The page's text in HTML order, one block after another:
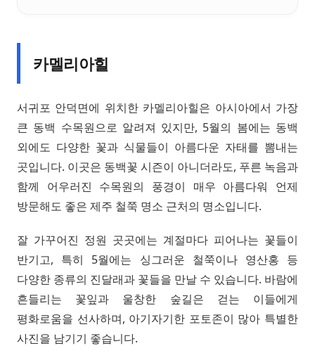
카멜리아힐
서귀포 안덕면에 위치한 카멜리아힐은 아시아에서 가장
큰 동백 수목원으로 알려져 있지만, 5월의 봄에는 동백
외에도 다양한 꽃과 식물들이 아름다운 자태를 뽐내는
곳입니다. 이곳은 동백꽃 시즌이 아니더라도, 푸른 녹음과
함께 어우러진 수목원의 풍경이 매우 아름다워 언제
방문해도 좋은 제주 철쭉 명소 근처의 명소입니다.
잘 가꾸어진 정원 곳곳에는 계절마다 피어나는 꽃들이
반기고, 특히 5월에는 싱그러운 철쭉이나 영산홍 등
다양한 종류의 진달래과 꽃들을 만날 수 있습니다. 바람에
흔들리는 꽃잎과 울창한 숲길은 걷는 이들에게
평화로움을 선사하며, 아기자기한 포토존이 많아 특별한
사진을 남기기 좋습니다.